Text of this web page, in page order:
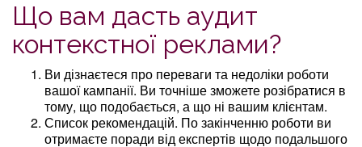
Що вам дасть аудит
контекстної реклами?
Ви дізнаєтеся про переваги та недоліки роботи
вашої кампанії. Ви точніше зможете розібратися в
тому, що подобається, а що ні вашим клієнтам.
Список рекомендацій. По закінченню роботи ви
отримаєте поради від експертів щодо подальшого